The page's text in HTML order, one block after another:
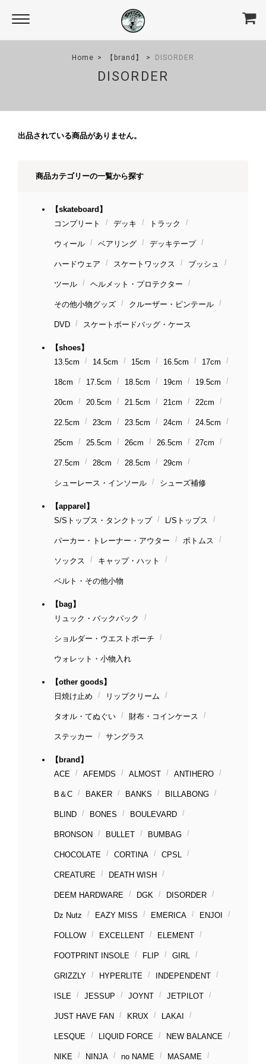
Home 【brand】 DISORDER
DISORDER
出品されている商品がありません。
商品カテゴリーの一覧から探す
【skateboard】
コンプリート
デッキ トラック
ウィール ベアリング デッキテープ
ハードウェア スケートワックス ブッシュ
ツール ヘルメット・プロテクター
その他小物グッズ クルーザー・ピンテール
DVD スケートボードバッグ・ケース
【shoes】
13.5cm
14.5cm 15cm 16.5cm 17cm
18cm 17.5cm 18.5cm 19cm 19.5cm
20cm 20.5cm 21.5cm 21cm 22cm
22.5cm 23cm 23.5cm 24cm 24.5cm
25cm 25.5cm 26cm 26.5cm 27cm
27.5cm 28cm 28.5cm 29cm
シューレース・インソール シューズ補修
【apparel】
S/Sトップス・タンクトップ
L/Sトップス
パーカー・トレーナー・アウター ボトムス
ソックス キャップ・ハット
ベルト・その他小物
【bag】
リュック・バックパック
ショルダー・ウエストポーチ
ウォレット・小物入れ
【other goods】
日焼け止め
リップクリーム
タオル・てぬぐい 財布・コインケース
ステッカー サングラス
【brand】
ACE
AFEMDS ALMOST ANTIHERO
B＆C BAKER BANKS BILLABONG
BLIND BONES BOULEVARD
BRONSON BULLET BUMBAG
CHOCOLATE CORTINA CPSL
CREATURE DEATH WISH
DEEM HARDWARE DGK DISORDER
Dz Nutz EAZY MISS EMERICA ENJOI
FOLLOW EXCELLENT ELEMENT
FOOTPRINT INSOLE FLIP GIRL
GRIZZLY HYPERLITE INDEPENDENT
ISLE JESSUP JOYNT JETPILOT
JUST HAVE FAN KRUX LAKAI
LESQUE LIQUID FORCE NEW BALANCE
NIKE NINJA no NAME MASAME